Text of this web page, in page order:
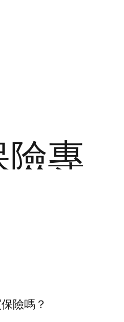
險專
險嗎？